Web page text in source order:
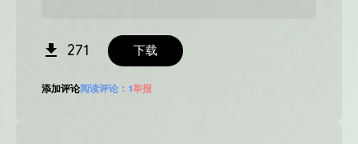
271 下载
添加评论阅读评论： 1举报